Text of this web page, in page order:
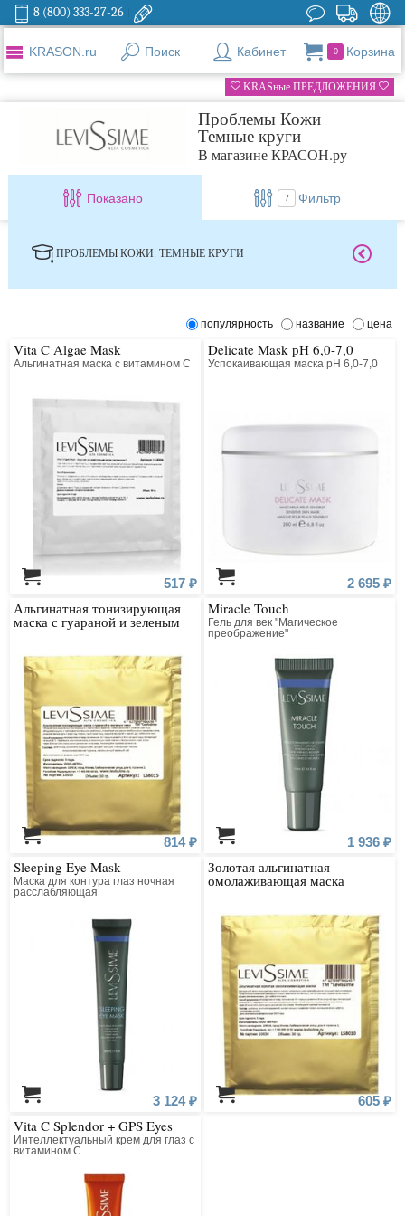
8 (800) 333-27-26
KRASON.ru Поиск Кабинет 0 Корзина
KRASные ПРЕДЛОЖЕНИЯ
Проблемы Кожи
Темные круги
В магазине КРАСОН.ру
Показано 7 Фильтр
ПРОБЛЕМЫ КОЖИ. ТЕМНЫЕ КРУГИ
популярность название цена
Vita C Algae Mask
Альгинатная маска с витамином С
517 ₽
Delicate Mask рН 6,0-7,0
Успокаивающая маска рН 6,0-7,0
2 695 ₽
Альгинатная тонизирующая
маска с гуараной и зеленым
814 ₽
Miracle Touch
Гель для век "Магическое
преображение"
1 936 ₽
Sleeping Eye Mask
Маска для контура глаз ночная
расслабляющая
3 124 ₽
Золотая альгинатная
омолаживающая маска
605 ₽
Vita C Splendor + GPS Eyes
Интеллектуальный крем для глаз с
витамином С